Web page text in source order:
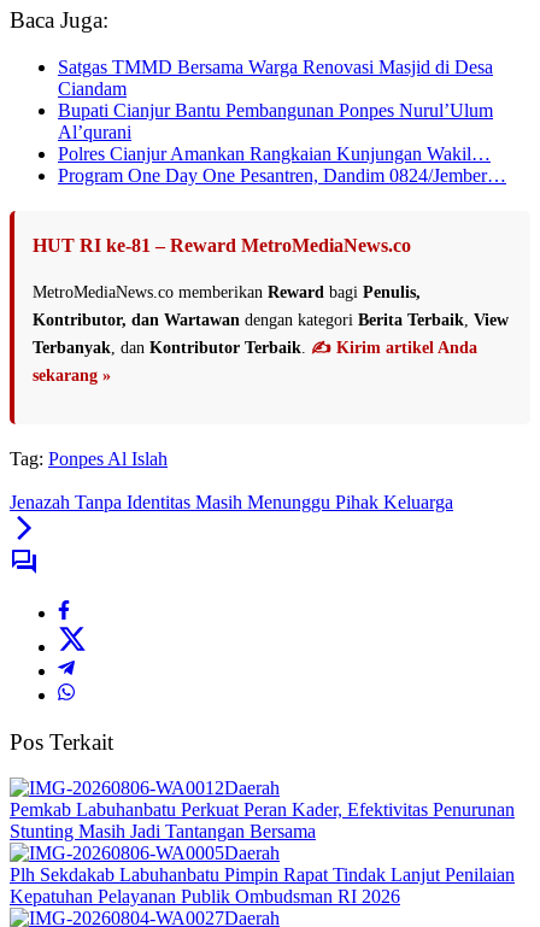
Baca Juga:
Satgas TMMD Bersama Warga Renovasi Masjid di Desa
Ciandam
Bupati Cianjur Bantu Pembangunan Ponpes Nurul’Ulum
Al’qurani
Polres Cianjur Amankan Rangkaian Kunjungan Wakil…
Program One Day One Pesantren, Dandim 0824/Jember…
HUT RI ke-81 – Reward MetroMediaNews.co
MetroMediaNews.co memberikan Reward bagi Penulis,
Kontributor, dan Wartawan dengan kategori Berita Terbaik View
Terbanyak , dan Kontributor Terbaik ✍️ Kirim artikel Anda
sekarang »
Tag: Ponpes Al Islah
Jenazah Tanpa Identitas Masih Menunggu Pihak Keluarga
Pos Terkait
Daerah
Pemkab Labuhanbatu Perkuat Peran Kader, Efektivitas Penurunan
Stunting Masih Jadi Tantangan Bersama
Daerah
Plh Sekdakab Labuhanbatu Pimpin Rapat Tindak Lanjut Penilaian
Kepatuhan Pelayanan Publik Ombudsman RI 2026
Daerah